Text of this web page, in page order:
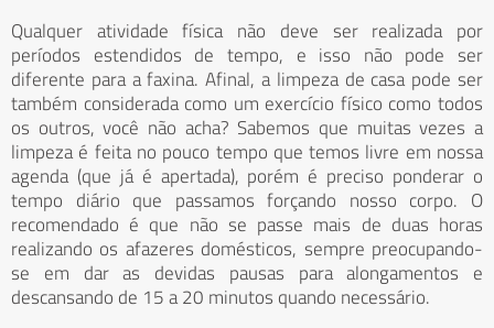
Qualquer atividade física não deve ser realizada por
períodos estendidos de tempo, e isso não pode ser
diferente para a faxina. Afinal, a limpeza de casa pode ser
também considerada como um exercício físico como todos
os outros, você não acha? Sabemos que muitas vezes a
limpeza é feita no pouco tempo que temos livre em nossa
agenda (que já é apertada), porém é preciso ponderar o
tempo diário que passamos forçando nosso corpo. O
recomendado é que não se passe mais de duas horas
realizando os afazeres domésticos, sempre preocupando-
se em dar as devidas pausas para alongamentos e
descansando de 15 a 20 minutos quando necessário.